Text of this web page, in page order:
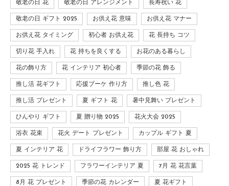
敬老の日 花 敬老の日 アレンジメント 長寿祝い 花
敬老の日 ギフト 2025 お供え花 意味 お供え花 マナー
お供え花 タイミング 初心者 お供え花 花 長持ち コツ
切り花 手入れ 花 持ちを良くする お花のある暮らし
花の飾り方 花 インテリア 初心者 季節の花 飾る
推し活 花ギフト 応援ブーケ 作り方 推し色 花
推し活 プレゼント 夏 ギフト 花 暑中見舞い プレゼント
ひんやり ギフト 夏 贈り物 2025 花火大会 2025
浴衣 花束 花火 デート プレゼント カップル ギフト 夏
夏 インテリア 花 ドライフラワー 飾り方 部屋 花 おしゃれ
2025 花 トレンド フラワーインテリア 夏 7月 花 花言葉
8月 花 プレゼント 季節の花 カレンダー 夏 花ギフト